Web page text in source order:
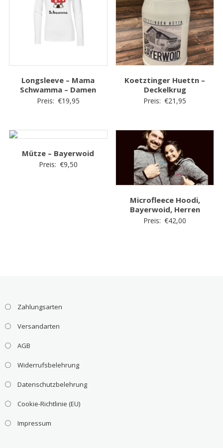
Longsleeve – Mama
Schwamma – Damen
Preis: €19,95
Koetztinger Huettn –
Deckelkrug
Preis: €21,95
Mütze – Bayerwoid
Preis: €9,50
Microfleece Hoodi,
Bayerwoid, Herren
Preis: €42,00
Zahlungsarten
Versandarten
AGB
Widerrufsbelehrung
Datenschutzbelehrung
Cookie-Richtlinie (EU)
Impressum